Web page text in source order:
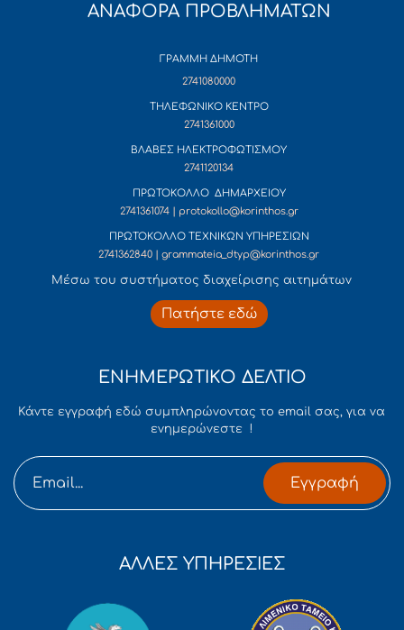
ΑΝΑΦΟΡΑ ΠΡΟΒΛΗΜΑΤΩΝ
ΓΡΑΜΜΗ ΔΗΜΟΤΗ
2741080000
ΤΗΛΕΦΩΝΙΚΟ ΚΕΝΤΡΟ
2741361000
ΒΛΑΒΕΣ ΗΛΕΚΤΡΟΦΩΤΙΣΜΟΥ
2741120134
ΠΡΩΤΟΚΟΛΛΟ ΔΗΜΑΡΧΕΙΟΥ
2741361074 | protokollo@korinthos.gr
ΠΡΩΤΟΚΟΛΛΟ ΤΕΧΝΙΚΩΝ ΥΠΗΡΕΣΙΩΝ
2741362840 | grammateia_dtyp@korinthos.gr
Mέσω του συστήματος διαχείρισης αιτημάτων
Πατήστε εδώ
ΕΝΗΜΕΡΩΤΙΚΟ ΔΕΛΤΙΟ
Κάντε εγγραφή εδώ συμπληρώνοντας το email σας, για να
ενημερώνεστε !
Εγγραφή
ΑΛΛΕΣ ΥΠΗΡΕΣΙΕΣ